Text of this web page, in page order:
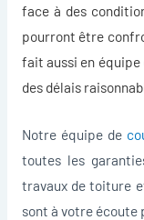
face à des
pourront être
fait aussi en
des délais
Notre équipe de
toutes les
travaux de toiture
sont à votre écoute